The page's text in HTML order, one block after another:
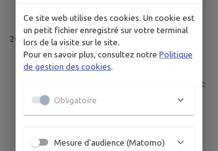
compréhension et leur mise en conformité
avec les réglementations en vigueur.
2026
Mise en place d'un suivi régulier pour s'assurer
du maintien de la conformité.
Poursuite de la formation des développeurs et
sensibilisation des rédacteurs de contenu.
Adaptation aux éventuelles évolutions du
Veille réglementaire :Mise en place d'une
Ce site web utilise des cookies. Un cookie est
un petit fichier enregistré sur votre terminal
lors de la visite sur le site.
Pour en savoir plus, consultez notre Politique
de gestion des cookies.
Obligatoire
Mesure d'audience (Matomo)